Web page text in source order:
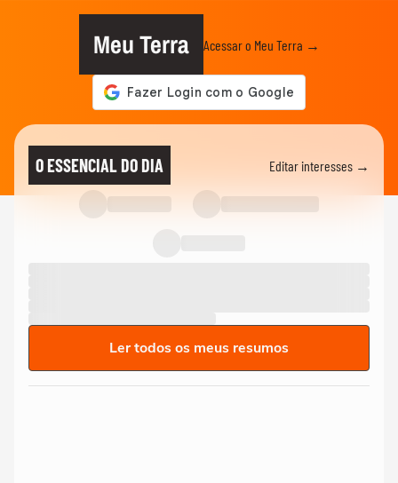
Meu Terra Acessar o Meu Terra →
O ESSENCIAL DO DIA Editar interesses →
Ler todos os meus resumos